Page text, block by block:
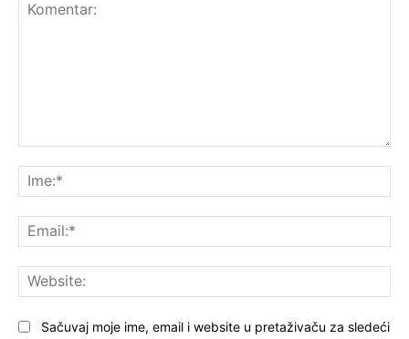
Sačuvaj moje ime, email i website u pretaživaču za sledeći